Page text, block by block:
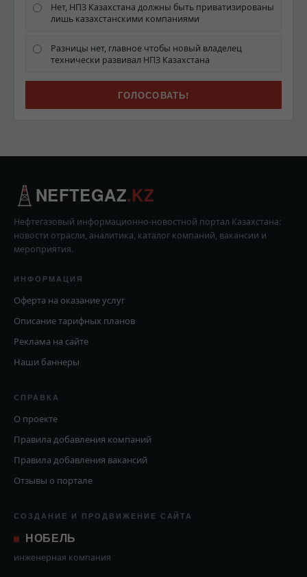
Нет, НПЗ Казахстана должны быть приватизированы
лишь казахстанскими компаниями
Разницы нет, главное чтобы новый владелец
технически развивал НПЗ Казахстана
NEFTEGAZ.KZ
Нефтегазовый информационно-новостной портал Казахстана:
новости отрасли, аналитика, каталог компаний, вакансии и
мероприятия.
ИНФОРМАЦИЯ
Оферта на оказание услуг
Описание тарифных планов
Реклама на сайте
Наши баннеры
СПРАВКА
О проекте
Правила добавления компаний
Правила добавления вакансий
Отзывы о портале
СОЗДАНИЕ И ПРОДВИЖЕНИЕ САЙТА
НОБЕЛЬ
инженерная компания